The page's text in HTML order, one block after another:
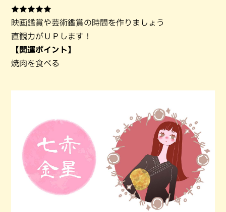
★★★★★
映画鑑賞や芸術鑑賞の時間を作りましょう
直観力がＵＰします！
【開運ポイント】
焼肉を食べる